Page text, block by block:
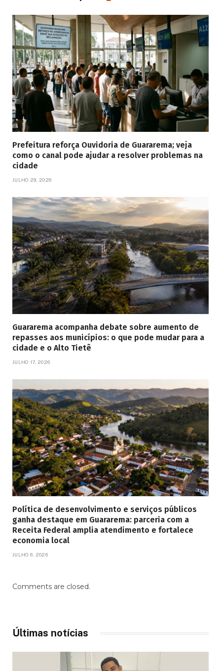
Prefeitura reforça Ouvidoria de Guararema; veja
como o canal pode ajudar a resolver problemas na
cidade
JULHO 29, 2026
Guararema acompanha debate sobre aumento de
repasses aos municípios: o que pode mudar para a
cidade e o Alto Tietê
JULHO 17, 2026
Política de desenvolvimento e serviços públicos
ganha destaque em Guararema: parceria com a
Receita Federal amplia atendimento e fortalece
economia local
JULHO 6, 2026
Comments are closed.
Últimas notícias